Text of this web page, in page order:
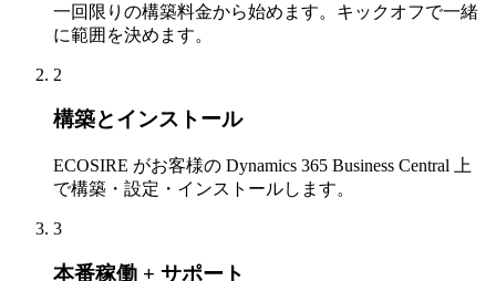
一回限りの構築料金から始めます。キックオフで一緒
に範囲を決めます。
2
構築とインストール
ECOSIRE がお客様の Dynamics 365 Business Central 上
で構築・設定・インストールします。
3
本番稼働 + サポート